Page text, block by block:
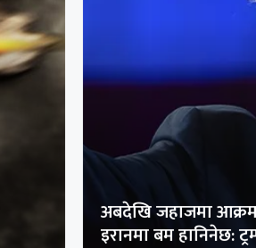
अबदेखि जहाजमा
इरानमा बम हानिनेछ: